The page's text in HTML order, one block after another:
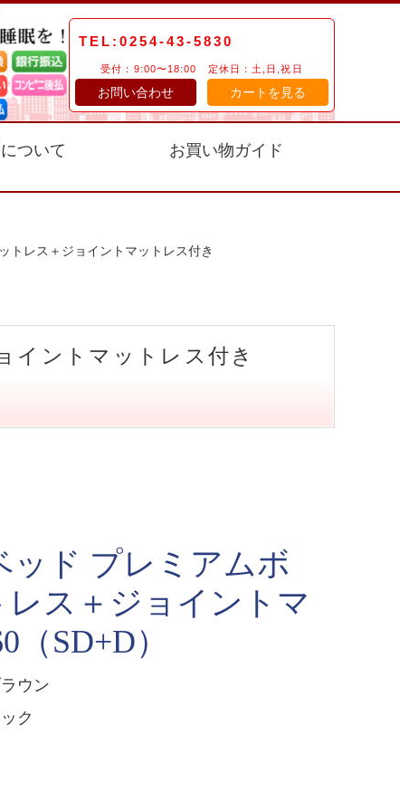
TEL:0254-43-5830
受付：9:00〜18:00 定休日：土,日,祝日
お問い合わせ カートを見る
ついて お買い物ガイド
トレス＋ジョイントマットレス付き
イントマットレス付き
ッド プレミアムボ
ス＋ジョイントマ
SD+D）
ウン
ク